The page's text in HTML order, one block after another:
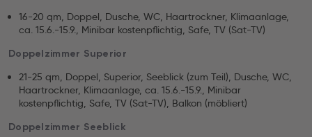
16-20 qm, Doppel, Dusche, WC, Haartrockner, Klimaanlage,
ca. 15.6.-15.9., Minibar kostenpflichtig, Safe, TV (Sat-TV)
Doppelzimmer Superior
21-25 qm, Doppel, Superior, Seeblick (zum Teil), Dusche, WC,
Haartrockner, Klimaanlage, ca. 15.6.-15.9., Minibar
kostenpflichtig, Safe, TV (Sat-TV), Balkon (möbliert)
Doppelzimmer Seeblick